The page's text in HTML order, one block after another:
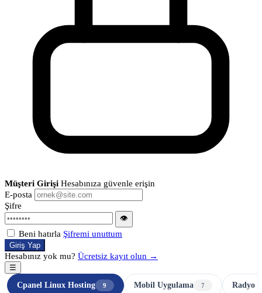
Müşteri Girişi Hesabınıza güvenle erişin
E-posta
Şifre
👁
Beni hatırla Şifremi unuttum
Giriş Yap
Hesabınız yok mu? Ücretsiz kayıt olun →
☰
Cpanel Linux Hosting
9 Mobil Uygulama 7 Radyo